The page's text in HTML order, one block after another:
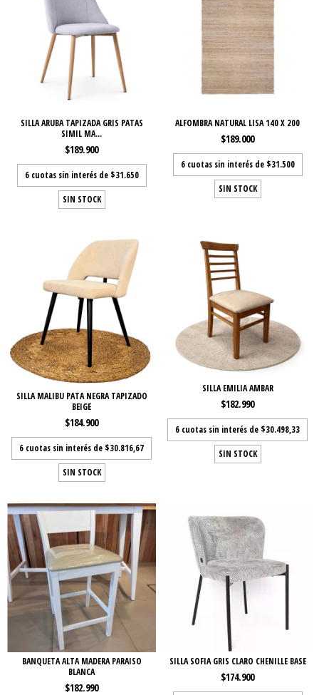
SILLA ARUBA TAPIZADA GRIS PATAS
SIMIL MA...
$189.900
6 cuotas sin interés de $31.650
SIN STOCK
ALFOMBRA NATURAL LISA 140 X 200
$189.000
6 cuotas sin interés de $31.500
SIN STOCK
SILLA MALIBU PATA NEGRA TAPIZADO
BEIGE
$184.900
6 cuotas sin interés de $30.816,67
SIN STOCK
SILLA EMILIA AMBAR
$182.990
6 cuotas sin interés de $30.498,33
SIN STOCK
BANQUETA ALTA MADERA PARAISO
BLANCA
$182.990
SILLA SOFIA GRIS CLARO CHENILLE BASE
$174.900